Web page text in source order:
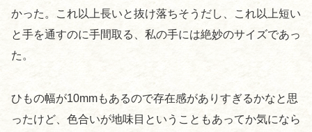
かった。これ以上長いと抜け落ちそうだし、これ以上短い
と手を通すのに手間取る、私の手には絶妙のサイズであっ
た。
ひもの幅が10mmもあるので存在感がありすぎるかなと思
ったけど、色合いが地味目ということもあってか気になら